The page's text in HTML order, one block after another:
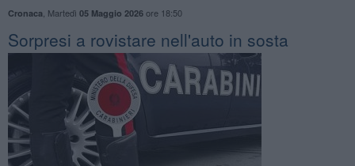
Cronaca Martedì 05 Maggio 2026ore 18:50
Sorpresi a rovistare nell'auto in sosta